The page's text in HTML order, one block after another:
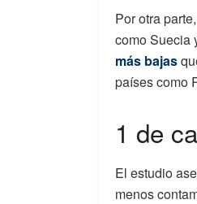
Por otra
como Suecia
más bajas
países como
1 de
El estudio
menos